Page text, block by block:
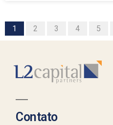
1 2 3 4 5
Contato